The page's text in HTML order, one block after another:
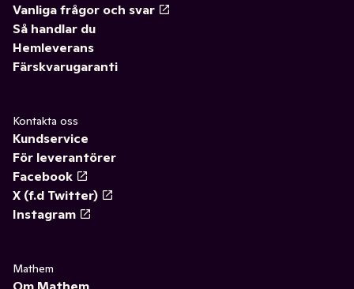
Vanliga frågor och svar
Så handlar du
Hemleverans
Färskvarugaranti
Kontakta oss
Kundservice
För leverantörer
Facebook
X (f.d Twitter)
Instagram
Mathem
Om Mathem